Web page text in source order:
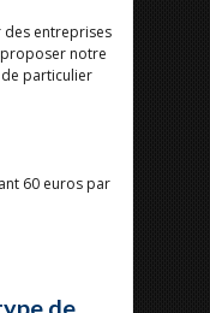
des entreprises
notre
particulier
60 euros par
de